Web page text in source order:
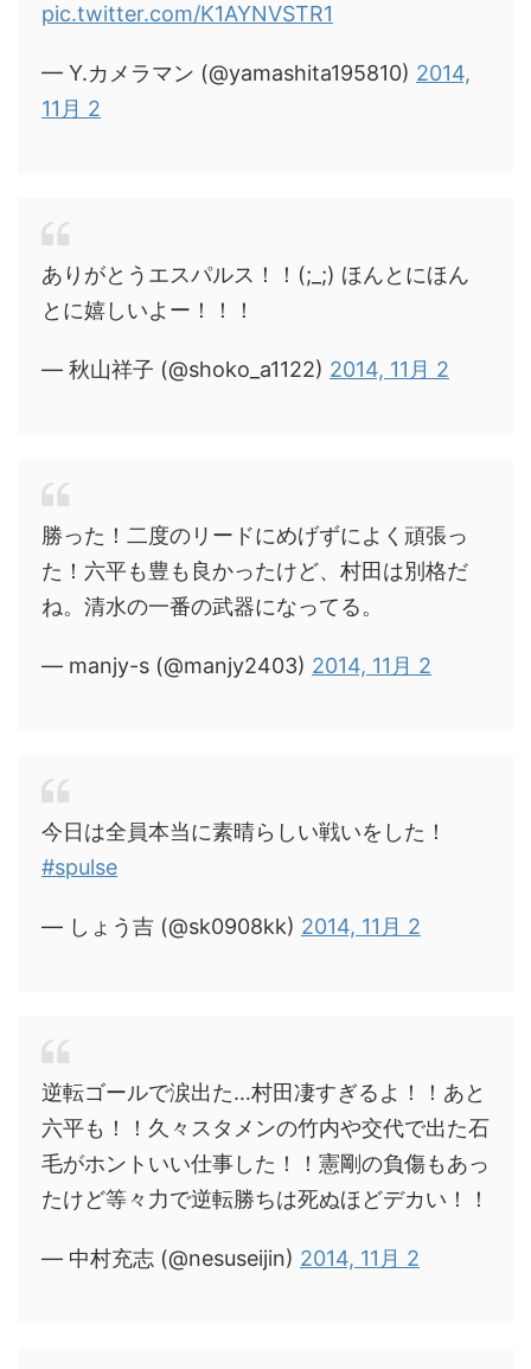
pic.twitter.com/K1AYNVSTR1
— Y.カメラマン (@yamashita195810) 2014,
11月 2
ありがとうエスパルス！！(;_;) ほんとにほん
とに嬉しいよー！！！
— 秋山祥子 (@shoko_a1122) 2014, 11月 2
勝った！二度のリードにめげずによく頑張っ
た！六平も豊も良かったけど、村田は別格だ
ね。清水の一番の武器になってる。
— manjy-s (@manjy2403) 2014, 11月 2
今日は全員本当に素晴らしい戦いをした！
#spulse
— しょう吉 (@sk0908kk) 2014, 11月 2
逆転ゴールで涙出た…村田凄すぎるよ！！あと
六平も！！久々スタメンの竹内や交代で出た石
毛がホントいい仕事した！！憲剛の負傷もあっ
たけど等々力で逆転勝ちは死ぬほどデカい！！
— 中村充志 (@nesuseijin) 2014, 11月 2